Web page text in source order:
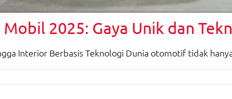
2025: Gaya Unik dan
Interior Berbasis Teknologi Dunia otomotif tidak